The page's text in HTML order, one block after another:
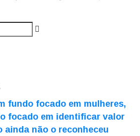
fundo focado em mulheres,
focado em identificar valor
ainda não o reconheceu